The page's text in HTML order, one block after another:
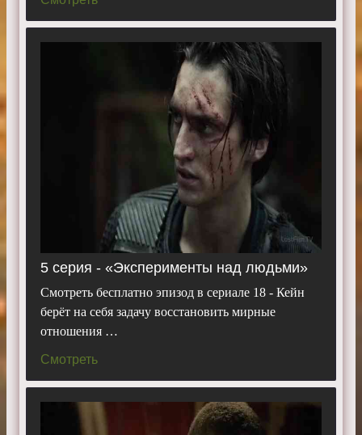
5 серия - «Эксперименты над людьми»
Смотреть бесплатно эпизод в сериале 18 - Кейн
берёт на себя задачу восстановить мирные
отношения …
Смотреть